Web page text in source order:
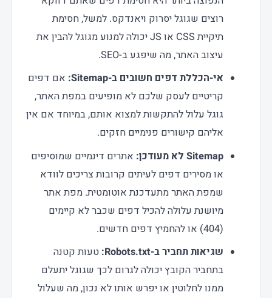
רוצים שגוגל יסרוק ויאנדקס. למשל, חסימת
תיקיית CSS או JS יכולה למנוע מגוגל להבין את
עיצוב האתר, מה שיפגע ב-SEO.
אי-הכללת דפים חשובים ב-Sitemap:
אם דפים
קריטיים לעסק שלכם לא מופיעים במפת האתר,
גוגל עלול להתקשות למצוא אותם, במיוחד אם אין
אליהם קישורים פנימיים חזקים.
Sitemap לא מעודכן:
אתרים דינמיים שמוסיפים
או מסירים דפים לעיתים קרובות צריכים לוודא
שמפת האתר מתעדכנת אוטומטית. מפת אתר
מיושנת עלולה להכיל דפים שכבר לא קיימים
שגיאות תחביר ב-Robots.txt:
טעות קטנה
בתחביר הקובץ יכולה לגרום לכך שגוגל יתעלם
ממנו לחלוטין או יפרש אותו לא נכון, מה שעלול